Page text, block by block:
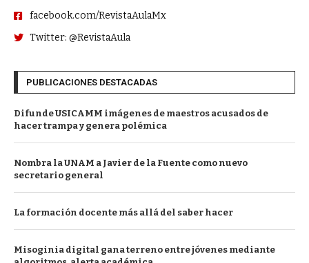
facebook.com/RevistaAulaMx
Twitter: @RevistaAula
PUBLICACIONES DESTACADAS
Difunde USICAMM imágenes de maestros acusados de
hacer trampa y genera polémica
Nombra la UNAM a Javier de la Fuente como nuevo
secretario general
La formación docente más allá del saber hacer
Misoginia digital gana terreno entre jóvenes mediante